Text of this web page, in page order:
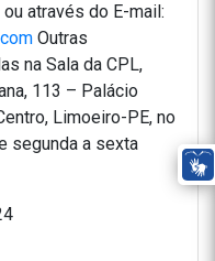
ou através do E-mail:
Outras
na Sala da CPL,
113 – Palácio
Limoeiro-PE, no
segunda a sexta